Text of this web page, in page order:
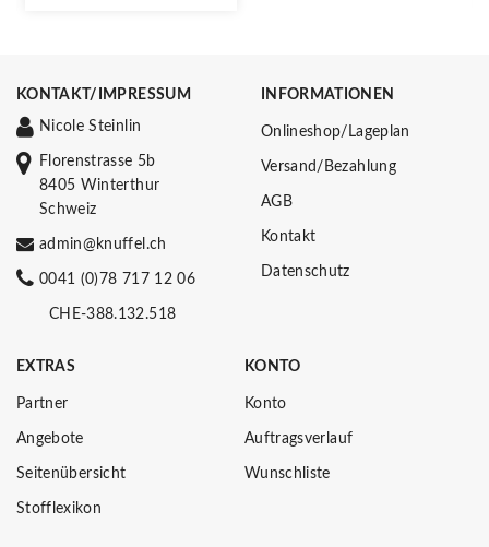
KONTAKT/IMPRESSUM
Nicole Steinlin
Florenstrasse 5b
8405 Winterthur
Schweiz
admin@knuffel.ch
0041 (0)78 717 12 06
CHE-388.132.518
INFORMATIONEN
Onlineshop/Lageplan
Versand/Bezahlung
AGB
Kontakt
Datenschutz
EXTRAS
Partner
Angebote
Seitenübersicht
Stofflexikon
KONTO
Konto
Auftragsverlauf
Wunschliste